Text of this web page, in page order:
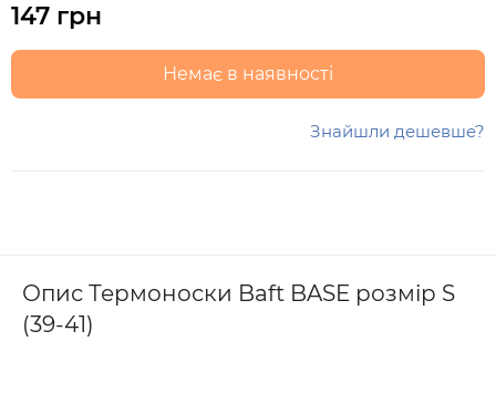
147 грн
Немає в наявності
Знайшли дешевше?
Опис Термоноски Baft BASE розмір S
(39-41)